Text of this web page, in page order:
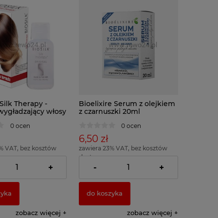
Therapy -
włosy
0 ocen
VAT, bez kosztów
53,33 zł ) +
zobacz więcej
Bioelixire Serum z olejkiem
z czarnuszki 20ml
0 ocen
6,50 zł
zawiera 23% VAT, bez kosztów
dostawy
( 1 x 100ml = 32,50 zł )
- +
do koszyka
zobacz więcej